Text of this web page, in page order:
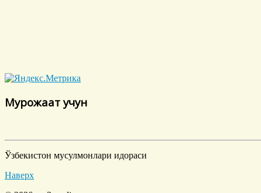
Мурожаат учун
Ўзбекистон мусулмонлари идораси
Наверх